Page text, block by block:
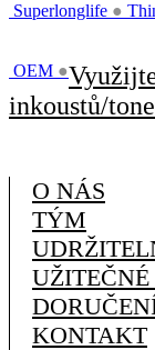
Superlonglife ●
OEM ●
inkoustů/
O NÁS
TÝM
KONTAKT